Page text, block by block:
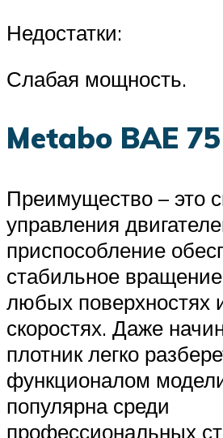
Недостатки:
Слабая мощность.
Metabo BAE 75
Преимущество – это
управления
приспособление
стабильное
любых поверхностях
скоростях. Даже
плотник легко
функционалом
популярна среди
профессиональных